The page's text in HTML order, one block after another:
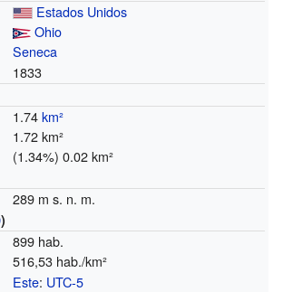
Estados Unidos
Ohio
Seneca
1833
1.74km²
1.72 km²
(1.34%) 0.02 km²
289 m s. n. m.
)
899 hab.
516,53 hab./km²
Este: UTC-5